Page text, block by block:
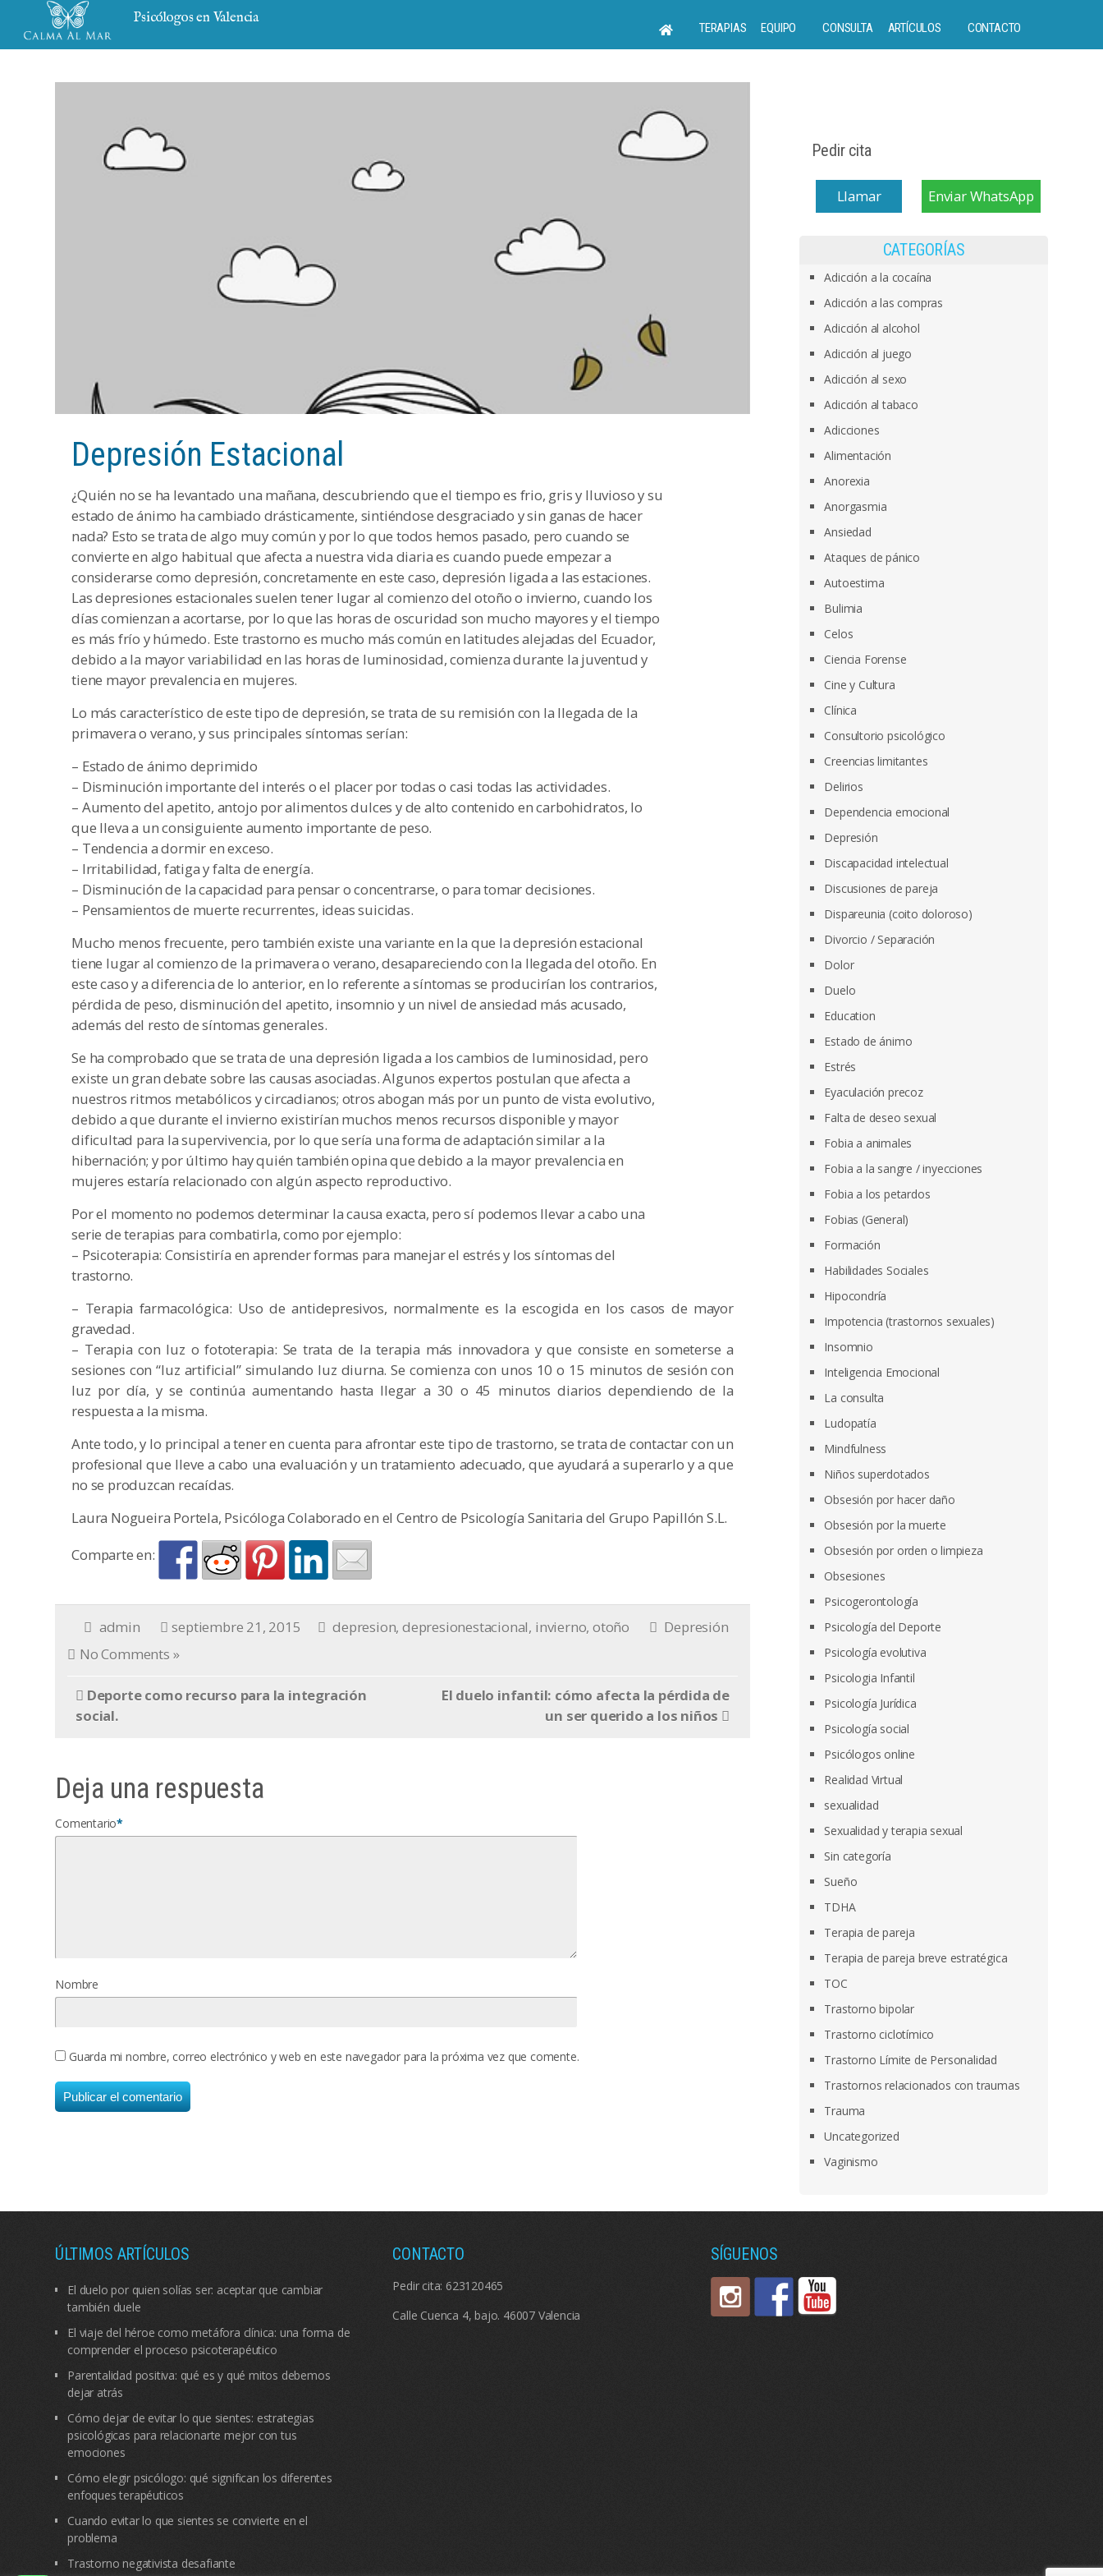
Psicólogos en Valencia
TERAPIAS EQUIPO CONSULTA ARTÍCULOS CONTACTO
Depresión Estacional
¿Quién no se ha levantado una mañana, descubriendo que el tiempo es frio, gris y lluvioso y su
estado de ánimo ha cambiado drásticamente, sintiéndose desgraciado y sin ganas de hacer
nada? Esto se trata de algo muy común y por lo que todos hemos pasado, pero cuando se
convierte en algo habitual que afecta a nuestra vida diaria es cuando puede empezar a
considerarse como depresión, concretamente en este caso, depresión ligada a las estaciones.
Las depresiones estacionales suelen tener lugar al comienzo del otoño o invierno, cuando los
días comienzan a acortarse, por lo que las horas de oscuridad son mucho mayores y el tiempo
es más frío y húmedo. Este trastorno es mucho más común en latitudes alejadas del Ecuador,
debido a la mayor variabilidad en las horas de luminosidad, comienza durante la juventud y
tiene mayor prevalencia en mujeres.
Lo más característico de este tipo de depresión, se trata de su remisión con la llegada de la
primavera o verano, y sus principales síntomas serían:
– Estado de ánimo deprimido
– Disminución importante del interés o el placer por todas o casi todas las actividades.
– Aumento del apetito, antojo por alimentos dulces y de alto contenido en carbohidratos, lo
que lleva a un consiguiente aumento importante de peso.
– Tendencia a dormir en exceso.
– Irritabilidad, fatiga y falta de energía.
– Disminución de la capacidad para pensar o concentrarse, o para tomar decisiones.
– Pensamientos de muerte recurrentes, ideas suicidas.
Mucho menos frecuente, pero también existe una variante en la que la depresión estacional
tiene lugar al comienzo de la primavera o verano, desapareciendo con la llegada del otoño. En
este caso y a diferencia de lo anterior, en lo referente a síntomas se producirían los contrarios,
pérdida de peso, disminución del apetito, insomnio y un nivel de ansiedad más acusado,
además del resto de síntomas generales.
Se ha comprobado que se trata de una depresión ligada a los cambios de luminosidad, pero
existe un gran debate sobre las causas asociadas. Algunos expertos postulan que afecta a
nuestros ritmos metabólicos y circadianos; otros abogan más por un punto de vista evolutivo,
debido a que durante el invierno existirían muchos menos recursos disponible y mayor
dificultad para la supervivencia, por lo que sería una forma de adaptación similar a la
hibernación; y por último hay quién también opina que debido a la mayor prevalencia en
mujeres estaría relacionado con algún aspecto reproductivo.
Por el momento no podemos determinar la causa exacta, pero sí podemos llevar a cabo una
serie de terapias para combatirla, como por ejemplo:
– Psicoterapia: Consistiría en aprender formas para manejar el estrés y los síntomas del
trastorno.
– Terapia farmacológica: Uso de antidepresivos, normalmente es la escogida en los casos de mayor
gravedad.
– Terapia con luz o fototerapia: Se trata de la terapia más innovadora y que consiste en someterse a
sesiones con “luz artificial” simulando luz diurna. Se comienza con unos 10 o 15 minutos de sesión con
luz por día, y se continúa aumentando hasta llegar a 30 o 45 minutos diarios dependiendo de la
respuesta a la misma.
Ante todo, y lo principal a tener en cuenta para afrontar este tipo de trastorno, se trata de contactar con un
profesional que lleve a cabo una evaluación y un tratamiento adecuado, que ayudará a superarlo y a que
no se produzcan recaídas.
Laura Nogueira Portela, Psicóloga Colaborado en el Centro de Psicología Sanitaria del Grupo Papillón S.L.
Comparte en:
admin septiembre 21, 2015 depresion,depresionestacional, invierno, otoño
Depresión
No Comments »
Deporte como recurso para la integración
social.
El duelo infantil: cómo afecta la pérdida de
un ser querido a los niños
Deja una respuesta
Comentario*
Nombre
Guarda mi nombre, correo electrónico y web en este navegador para la próxima vez que comente.
Pedir cita
Llamar Enviar WhatsApp
CATEGORÍAS
Adicción a la cocaína
Adicción a las compras
Adicción al alcohol
Adicción al juego
Adicción al sexo
Adicción al tabaco
Adicciones
Alimentación
Anorexia
Anorgasmia
Ansiedad
Ataques de pánico
Autoestima
Bulimia
Celos
Ciencia Forense
Cine y Cultura
Clínica
Consultorio psicológico
Creencias limitantes
Delirios
Dependencia emocional
Depresión
Discapacidad intelectual
Discusiones de pareja
Dispareunia (coito doloroso)
Divorcio / Separación
Dolor
Duelo
Education
Estado de ánimo
Estrés
Eyaculación precoz
Falta de deseo sexual
Fobia a animales
Fobia a la sangre / inyecciones
Fobia a los petardos
Fobias (General)
Formación
Habilidades Sociales
Hipocondría
Impotencia (trastornos sexuales)
Insomnio
Inteligencia Emocional
La consulta
Ludopatía
Mindfulness
Niños superdotados
Obsesión por hacer daño
Obsesión por la muerte
Obsesión por orden o limpieza
Obsesiones
Psicogerontología
Psicología del Deporte
Psicología evolutiva
Psicologia Infantil
Psicología Jurídica
Psicología social
Psicólogos online
Realidad Virtual
sexualidad
Sexualidad y terapia sexual
Sin categoría
Sueño
TDHA
Terapia de pareja
Terapia de pareja breve estratégica
TOC
Trastorno bipolar
Trastorno ciclotímico
Trastorno Límite de Personalidad
Trastornos relacionados con traumas
Trauma
Uncategorized
Vaginismo
ÚLTIMOS ARTÍCULOS
El duelo por quien solías ser: aceptar que cambiar
también duele
El viaje del héroe como metáfora clínica: una forma de
comprender el proceso psicoterapéutico
Parentalidad positiva: qué es y qué mitos debemos
dejar atrás
Cómo dejar de evitar lo que sientes: estrategias
psicológicas para relacionarte mejor con tus
emociones
Cómo elegir psicólogo: qué significan los diferentes
enfoques terapéuticos
Cuando evitar lo que sientes se convierte en el
problema
Trastorno negativista desafiante
CONTACTO
Pedir cita: 623120465
Calle Cuenca 4, bajo. 46007 Valencia
SÍGUENOS